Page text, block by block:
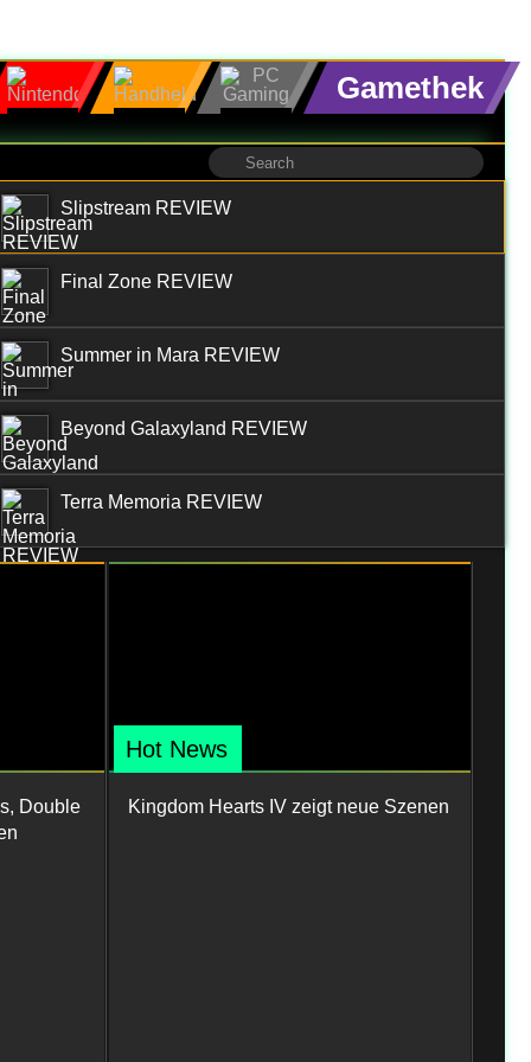
Gamethek
Slipstream REVIEW
Final Zone REVIEW
Summer in Mara REVIEW
Beyond Galaxyland REVIEW
Terra Memoria REVIEW
Double
Hot News
Kingdom Hearts IV zeigt neue Szenen